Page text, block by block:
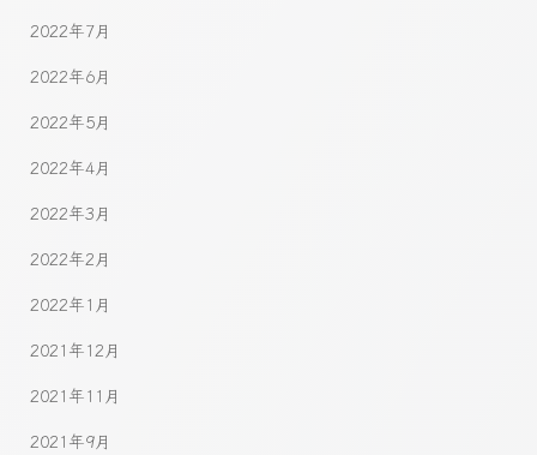
2022年7月
2022年6月
2022年5月
2022年4月
2022年3月
2022年2月
2022年1月
2021年12月
2021年11月
2021年9月